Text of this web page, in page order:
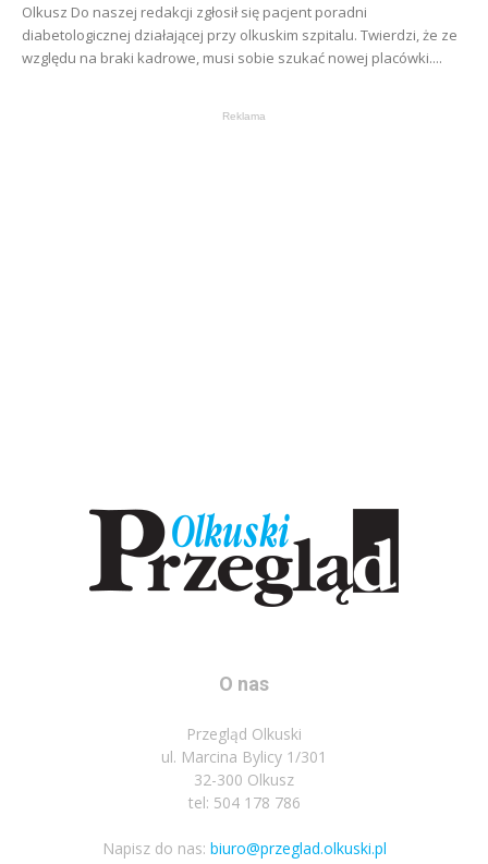
Olkusz Do naszej redakcji zgłosił się pacjent poradni
diabetologicznej działającej przy olkuskim szpitalu. Twierdzi, że ze
względu na braki kadrowe, musi sobie szukać nowej placówki....
Reklama
O nas
Przegląd Olkuski
ul. Marcina Bylicy 1/301
32-300 Olkusz
tel: 504 178 786
Napisz do nas: biuro@przeglad.olkuski.pl